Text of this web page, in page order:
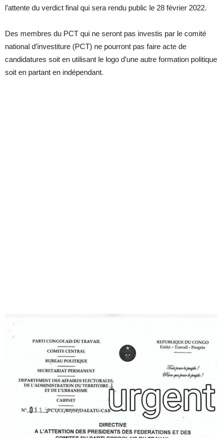
l’attente du verdict final qui sera rendu public le 28 février 2022.
Des membres du PCT qui ne seront pas investis par le comité
national d’investiture (PCT) ne pourront pas faire acte de
candidatures soit en utilisant le logo d’une autre formation politique
soit en partant en indépendant.